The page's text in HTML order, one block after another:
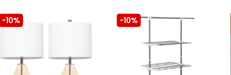
-10% -10%